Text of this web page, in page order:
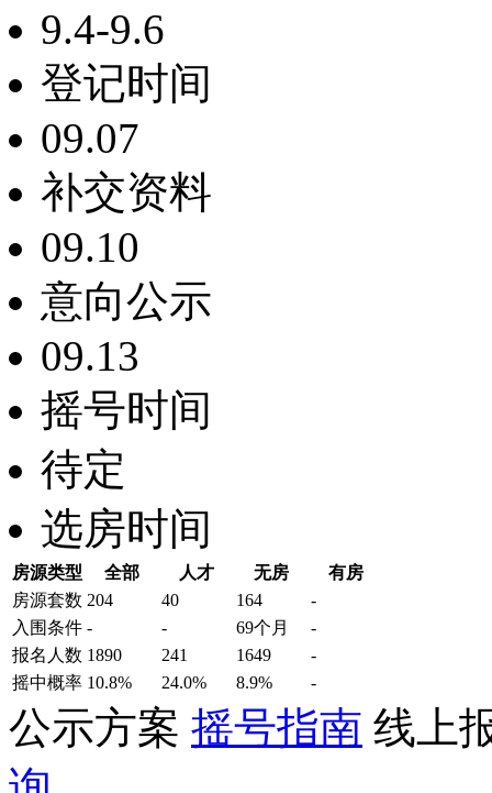
9.4-9.6
登记时间
09.07
补交资料
09.10
意向公示
09.13
摇号时间
待定
选房时间
房源类型 全部 人才 无房
有房
房源套数 204 40 164
-
入围条件 - - 69个月
-
报名 人数 1890 241 1649
-
摇中概率 10.8% 24.0% 8.9% -
公示方案 摇号指南 线上